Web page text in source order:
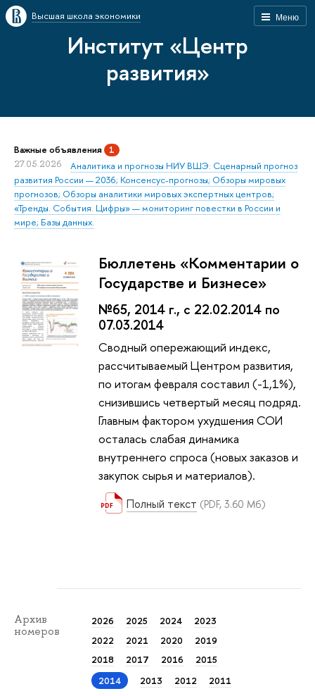
Меню
Высшая школа экономики
Институт «Центр
развития»
Важные объявления 1
27.05.2026
Аналитика и прогнозы НИУ ВШЭ: Сценарный прогноз
развития России — 2036; Консенсус-прогнозы; Обзоры мировых
прогнозов; Обзоры аналитики мировых экспертных центров;
«Тренды. События. Цифры» — мониторинг повестки в России и
мире; Базы данных.
Бюллетень «Комментарии о
Государстве и Бизнесе»
№65, 2014 г., с 22.02.2014 по
07.03.2014
Сводный опережающий индекс,
рассчитываемый Центром развития,
по итогам февраля составил (-1,1%),
снизившись четвертый месяц подряд.
Главным фактором ухудшения СОИ
осталась слабая динамика
внутреннего спроса (новых заказов и
закупок сырья и материалов).
Полный текст (PDF, 3.60 Мб)
Архив
номеров
2026 2025 2024
2023
2022
2021 2020
2019
2018
2017 2016
2015
2014
2013 2012 2011